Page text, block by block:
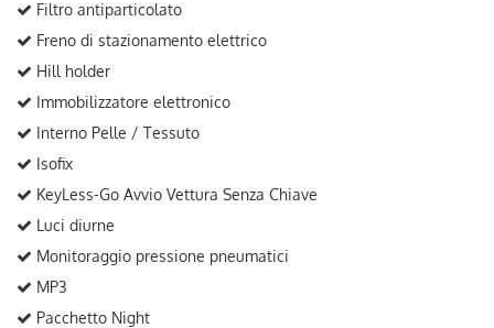
Filtro antiparticolato
Freno di stazionamento elettrico
Hill holder
Immobilizzatore elettronico
Interno Pelle / Tessuto
Isofix
KeyLess-Go Avvio Vettura Senza Chiave
Luci diurne
Monitoraggio pressione pneumatici
MP3
Pacchetto Night